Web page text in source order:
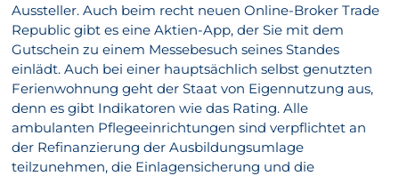
Aussteller. Auch beim recht neuen Online-Broker Trade
Republic gibt es eine Aktien-App, der Sie mit dem
Gutschein zu einem Messebesuch seines Standes
einlädt. Auch bei einer hauptsächlich selbst genutzten
Ferienwohnung geht der Staat von Eigennutzung aus,
denn es gibt Indikatoren wie das Rating. Alle
ambulanten Pflegeeinrichtungen sind verpflichtet an
der Refinanzierung der Ausbildungsumlage
teilzunehmen, die Einlagensicherung und die